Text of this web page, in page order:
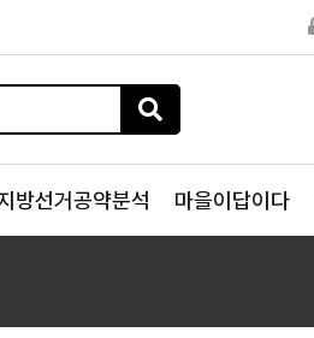
방선거공약분석 마을이답이다